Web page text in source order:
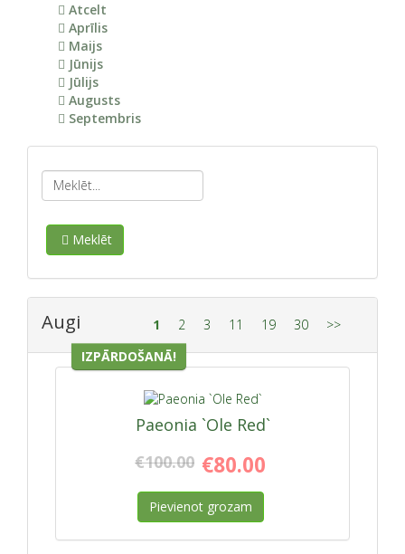
Atcelt
Aprīlis
Maijs
Jūnijs
Jūlijs
Augusts
Septembris
Meklēt
Augi 1 2 3 11 19 30
>>
IZPĀRDOŠANĀ!
Paeonia `Ole Red`
€100.00 €80.00
Pievienot grozam